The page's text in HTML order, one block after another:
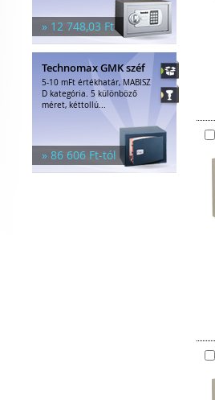
» 12 748,03 Ft
Technomax GMK széf
5-10 mFt értékhatár, MABISZ
D kategória. 5 különböző
méret, kéttollú...
» 86 606 Ft-tól